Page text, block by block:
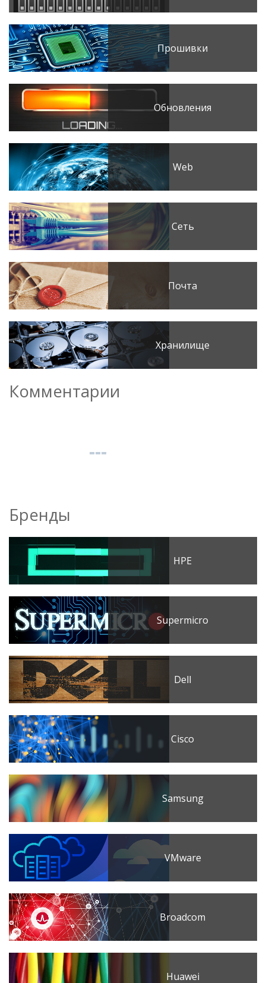
Прошивки
Обновления
Web
Сеть
Почта
Хранилище
Комментарии
Бренды
HPE
Supermicro
Dell
Cisco
Samsung
VMware
Broadcom
Huawei